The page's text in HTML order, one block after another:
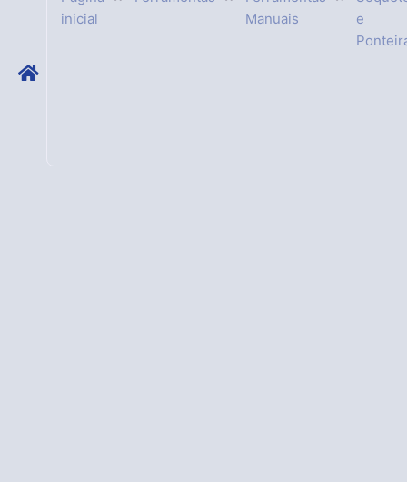
inicial
Manuais
e